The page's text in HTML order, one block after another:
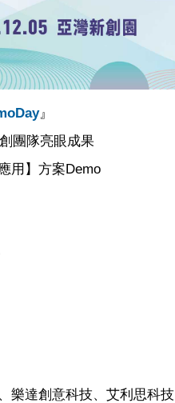
』
團隊亮眼成果
用】方案Demo
樂達創意科技、艾利思科技